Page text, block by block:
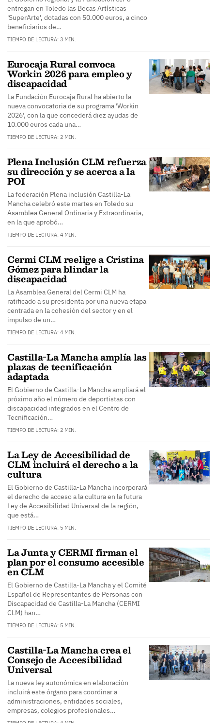
entregan en Toledo las Becas Artísticas
'SuperArte', dotadas con 50.000 euros, a cinco
beneficiarios de…
TIEMPO DE LECTURA: 3 MIN.
Eurocaja Rural convoca
Workin 2026 para empleo y
discapacidad
La Fundación Eurocaja Rural ha abierto la
nueva convocatoria de su programa 'Workin
2026', con la que concederá diez ayudas de
10.000 euros cada una…
TIEMPO DE LECTURA: 2 MIN.
Plena Inclusión CLM refuerza
su dirección y se acerca a la
POI
La federación Plena inclusión Castilla-La
Mancha celebró este martes en Toledo su
Asamblea General Ordinaria y Extraordinaria,
en la que aprobó…
TIEMPO DE LECTURA: 4 MIN.
Cermi CLM reelige a Cristina
Gómez para blindar la
discapacidad
La Asamblea General del Cermi CLM ha
ratificado a su presidenta por una nueva etapa
centrada en la cohesión del sector y en el
impulso de un…
TIEMPO DE LECTURA: 4 MIN.
Castilla-La Mancha amplía las
plazas de tecnificación
adaptada
El Gobierno de Castilla-La Mancha ampliará el
próximo año el número de deportistas con
discapacidad integrados en el Centro de
Tecnificación…
TIEMPO DE LECTURA: 2 MIN.
La Ley de Accesibilidad de
CLM incluirá el derecho a la
cultura
El Gobierno de Castilla-La Mancha incorporará
el derecho de acceso a la cultura en la futura
Ley de Accesibilidad Universal de la región,
que está…
TIEMPO DE LECTURA: 5 MIN.
La Junta y CERMI firman el
plan por el consumo accesible
en CLM
El Gobierno de Castilla-La Mancha y el Comité
Español de Representantes de Personas con
Discapacidad de Castilla-La Mancha (CERMI
CLM) han…
TIEMPO DE LECTURA: 5 MIN.
Castilla-La Mancha crea el
Consejo de Accesibilidad
Universal
La nueva ley autonómica en elaboración
incluirá este órgano para coordinar a
administraciones, entidades sociales,
empresas, colegios profesionales…